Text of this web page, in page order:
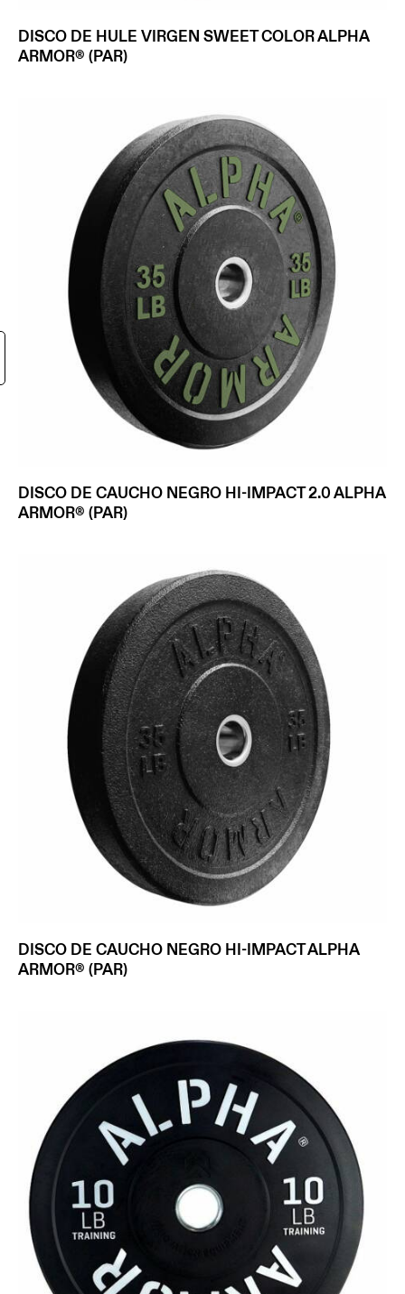
DISCO DE HULE VIRGEN SWEET COLOR ALPHA
ARMOR® (PAR)
DISCO DE CAUCHO NEGRO HI-IMPACT 2.0 ALPHA
ARMOR® (PAR)
DISCO DE CAUCHO NEGRO HI-IMPACT ALPHA
ARMOR® (PAR)